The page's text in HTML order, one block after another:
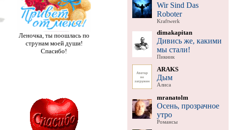
Леночка, ты поошлась по
струнам моей души!
Спасибо!
Wir Sind Das
Roboter
Kraftwerk
dimakapitan
Дивись же, какими
мы стали!
Пикник
ARAKS
Дым
Алиса
mranatolm
Осень, прозрачное
утро
Романсы